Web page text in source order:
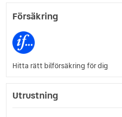
Försäkring
Hitta rätt bilförsäkring för dig
Utrustning